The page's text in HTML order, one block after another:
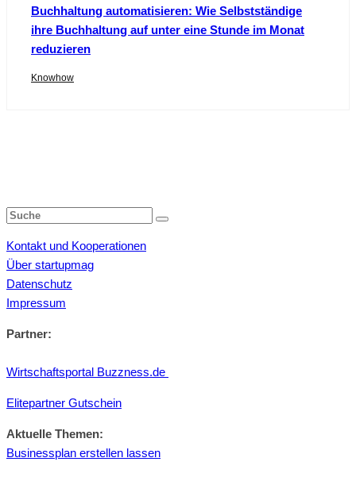
Buchhaltung automatisieren: Wie Selbstständige
ihre Buchhaltung auf unter eine Stunde im Monat
reduzieren
Knowhow
Kontakt und Kooperationen
Über startupmag
Datenschutz
Impressum
Partner:
Wirtschaftsportal Buzzness.de
Elitepartner Gutschein
Aktuelle Themen:
Businessplan erstellen lassen